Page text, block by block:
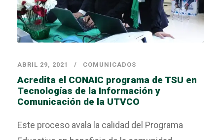
ABRIL 29, 2021 COMUNICADOS
Acredita el CONAIC programa de TSU en
Tecnologías de la Información y
Comunicación de la UTVCO
Este proceso avala la calidad del Programa